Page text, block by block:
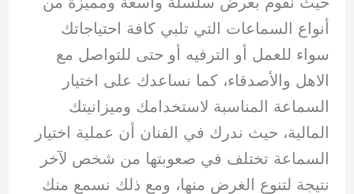
أنواع السماعات التي تلبي كافة احتياجاتك
سواء للعمل أو الترفيه أو حتى للتواصل مع
الاهل والأصدقاء، كما نساعدك على اختيار
السماعة المناسبة لاستخدامك وميزانيتك
المالية، حيث ندرك في الفنان أن عملية اختيار
السماعة تختلف في صعوبتها من شخص لآخر
نتيجة لتنوع الغرض منها، ومع ذلك نسمع منك